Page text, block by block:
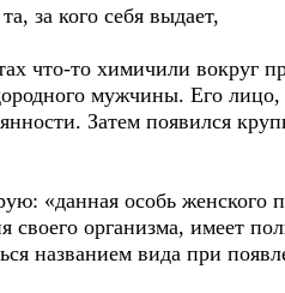
за кого себя выдает,
что-то химичили вокруг
мужчины. Его
Затем появился
«данная особь женского
организма, имеет
названием вида при